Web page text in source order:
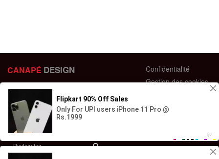
CANAPÉ DESIGN
44 bis Rue des Bardines
63370 Lempdes, France
+33 658358352
Confidentialité
Gestion des cookies
Retour et échange
Contactez-nous